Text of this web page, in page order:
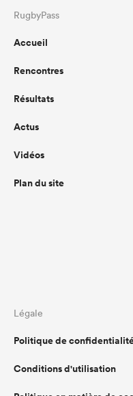
RugbyPass
Accueil
Rencontres
Résultats
Actus
Vidéos
Plan du site
Légale
Politique de
Conditions d'utilisation